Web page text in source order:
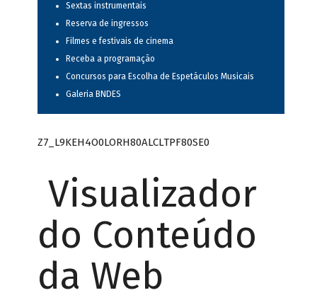
Sextas instrumentais
Reserva de ingressos
Filmes e festivais de cinema
Receba a programação
Concursos para Escolha de Espetáculos Musicais
Galeria BNDES
Z7_L9KEH4O0LORH80ALCLTPF80SE0
Visualizador
do Conteúdo
da Web